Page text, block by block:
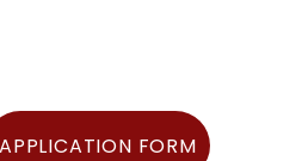
APPLICATION FORM